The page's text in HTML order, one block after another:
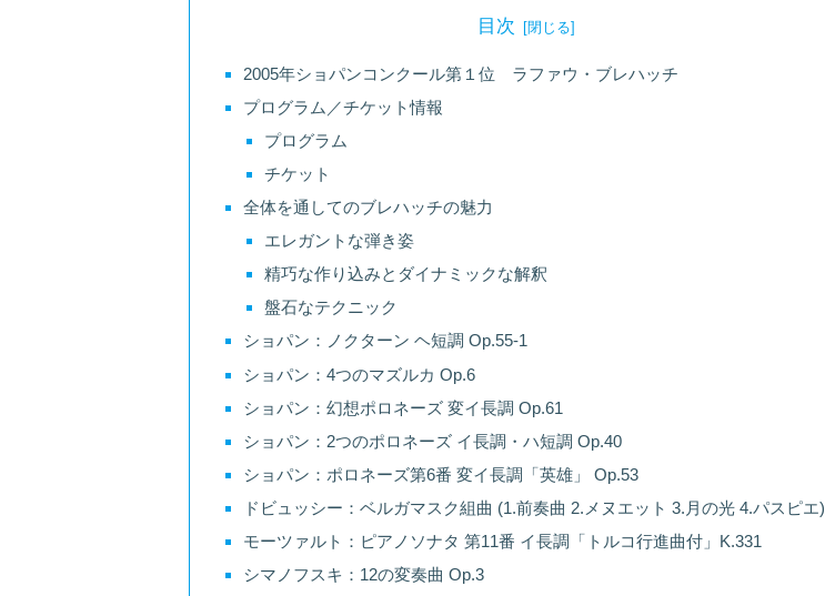
目次
2005年ショパンコンクール第１位 ラファウ・ブレハッチ
プログラム／チケット情報
プログラム
チケット
全体を通してのブレハッチの魅力
エレガントな弾き姿
精巧な作り込みとダイナミックな解釈
盤石なテクニック
ショパン：ノクターン ヘ短調 Op.55-1
ショパン：4つのマズルカ Op.6
ショパン：幻想ポロネーズ 変イ長調 Op.61
ショパン：2つのポロネーズ イ長調・ハ短調 Op.40
ショパン：ポロネーズ第6番 変イ長調「英雄」 Op.53
ドビュッシー：ベルガマスク組曲 (1.前奏曲 2.メヌエット 3.月の光 4.パスピエ)
モーツァルト：ピアノソナタ 第11番 イ長調「トルコ行進曲付」K.331
シマノフスキ：12の変奏曲 Op.3